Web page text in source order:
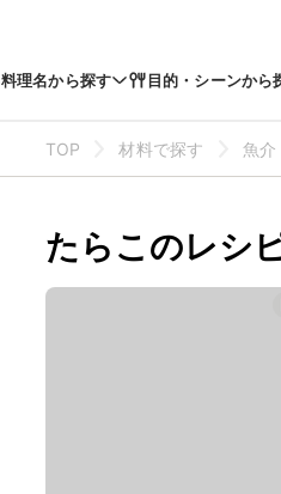
料理名から探す 目的・シーンから
TOP 材料で探す 魚介
たらこのレシ